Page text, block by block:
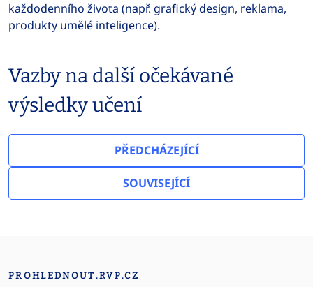
každodenního života (např. grafický design, reklama,
produkty umělé inteligence).
Vazby na další očekávané
výsledky učení
PŘEDCHÁZEJÍCÍ
SOUVISEJÍCÍ
PROHLEDNOUT.RVP.CZ